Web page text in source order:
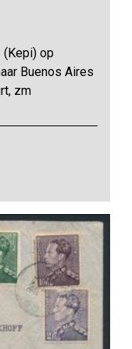
(Kepi) op
Buenos Aires
zm